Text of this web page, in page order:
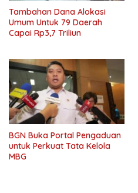
Tambahan Dana Alokasi
Umum Untuk 79 Daerah
Capai Rp3,7 Triliun
BGN Buka Portal Pengaduan
untuk Perkuat Tata Kelola
MBG